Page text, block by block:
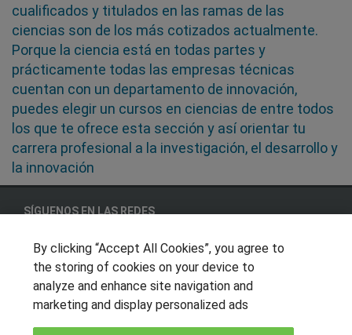
cualificados y titulados en las ramas de las
ciencias son de los más cotizados actualmente.
Porque la ciencia está en todas partes y
prácticamente todas las empresas técnicas
cuentan con un departamento de innovación,
puedes elegir un cursos en ciencias de entre todos
los que te ofrece esta sección y así orientar tu
carrera profesional a la investigación, el desarrollo y
la innovación
SÍGUENOS EN LAS REDES
OTROS GRUPOS DE INTERES
Muro de los idiomas
By clicking “Accept All Cookies”, you agree to
the storing of cookies on your device to
analyze and enhance site navigation and
marketing and display personalized ads